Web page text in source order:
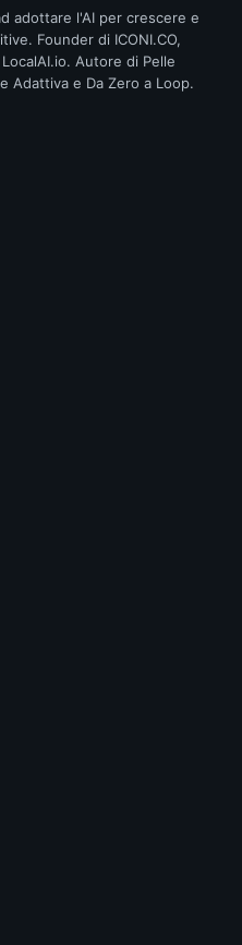
adottare l'AI per crescere e
Founder di ICONI.CO,
Autore di Pelle
Adattiva e Da Zero a Loop.